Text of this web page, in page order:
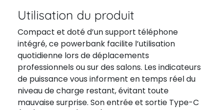
Utilisation du produit
Compact et doté d’un support téléphone
intégré, ce powerbank facilite l’utilisation
quotidienne lors de déplacements
professionnels ou sur des salons. Les indicateurs
de puissance vous informent en temps réel du
niveau de charge restant, évitant toute
mauvaise surprise. Son entrée et sortie Type-C